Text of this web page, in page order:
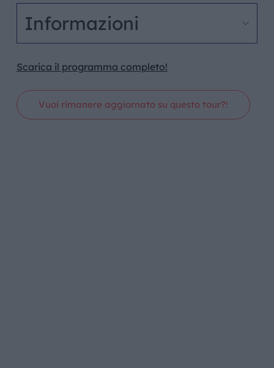
Informazioni
Scarica il programma completo!
Vuoi rimanere aggiornato su questo tour?!